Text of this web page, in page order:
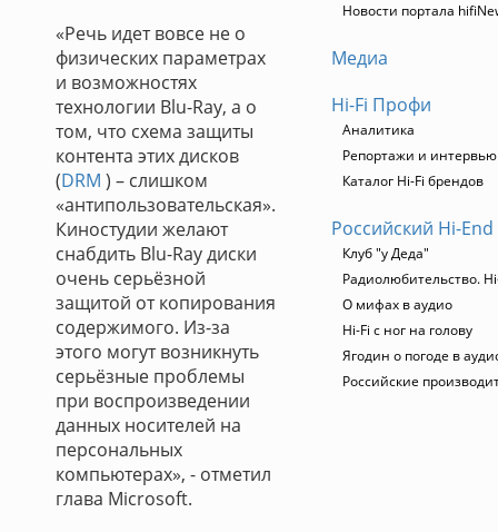
«Речь идет вовсе не о
физических параметрах
и возможностях
технологии Blu-Ray, а о
том, что схема защиты
контента этих дисков
(DRM ) – слишком
«антипользовательская».
Киностудии желают
снабдить Blu-Ray диски
очень серьёзной
защитой от копирования
содержимого. Из-за
этого могут возникнуть
серьёзные проблемы
при воспроизведении
данных носителей на
персональных
компьютерах», - отметил
глава Microsoft.
Новости портала
Медиа
Hi-Fi Профи
Аналитика
Репортажи и интервью
Каталог Hi-Fi брендов
Российский Hi-End
Клуб "у Деда"
Радиолюбительство.
О мифах в аудио
Hi-Fi с ног на голову
Ягодин о погоде в
Российские